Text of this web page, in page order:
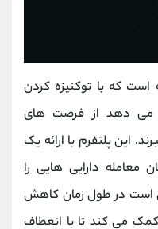
است که با توکنیزه‌ کردن
می ‌دهد از فرصت ‌های
این پلتفرم با ارائه یک
معامله دارایی ‌هایی را
است در طول زمان کاهش
کمک می‌ کند تا با انعطاف